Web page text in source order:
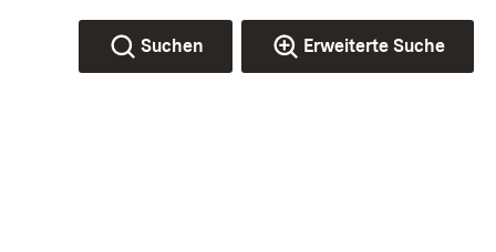
Suchen Erweiterte Suche